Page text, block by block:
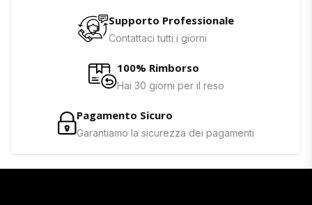
Supporto Professionale
Contattaci tutti i giorni
100% Rimborso
Hai 30 giorni per il reso
Pagamento Sicuro
Garantiamo la sicurezza dei pagamenti